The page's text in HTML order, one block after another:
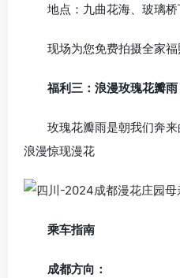
地点：九曲花海、玻璃桥
现场为您免费拍摄全家福
福利三：浪漫玫瑰花瓣雨
玫瑰花瓣雨是朝我们奔来
浪漫惊现漫花
乘车指南
成都方向：